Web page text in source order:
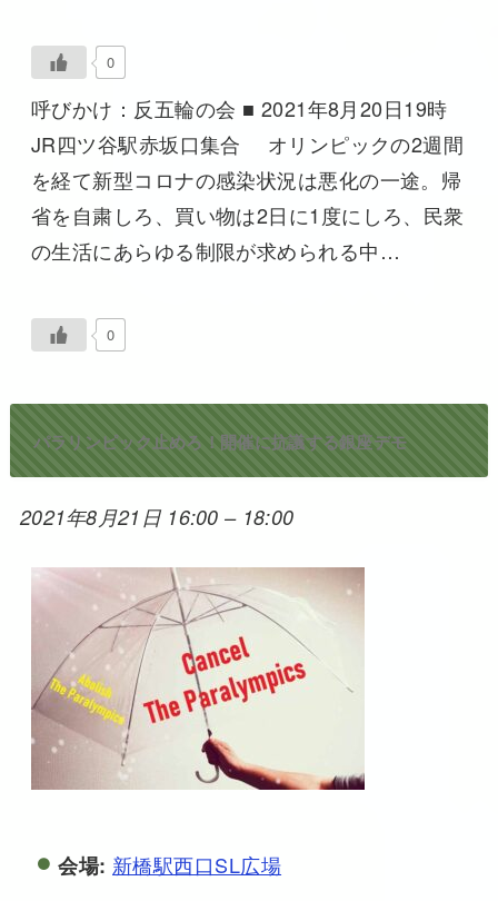
0
呼びかけ：反五輪の会 ■ 2021年8月20日19時
JR四ツ谷駅赤坂口集合 オリンピックの2週間
を経て新型コロナの感染状況は悪化の一途。帰
省を自粛しろ、買い物は2日に1度にしろ、民衆
の生活にあらゆる制限が求められる中…
0
パラリンピック止めろ！開催に抗議する銀座デモ
2021年8月21日 16:00 – 18:00
会場: 新橋駅西口SL広場